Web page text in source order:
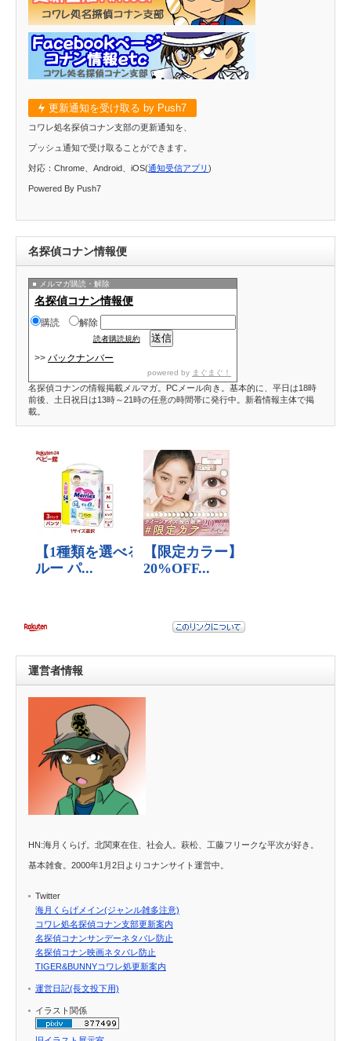
更新通知を受け取る by Push7
コワレ処名探偵コナン支部の更新通知を、
プッシュ通知で受け取ることができます。
対応：Chrome、Android、iOS(通知受信アプリ )
Powered By Push7
名探偵コナン情報便
メルマガ購読・解除
名探偵コナン情報便
購読 解除
読者購読規約
>> バックナンバー
powered by まぐまぐ！
名探偵コナンの情報掲載メルマガ。PCメール向き。基本的に、平日は18時
前後、土日祝日は13時～21時の任意の時間帯に発行中。新着情報主体で掲
載。
運営者情報
HN:海月くらげ。北関東在住、社会人。萩松、工藤フリークな平次が好き。
基本雑食。2000年1月2日よりコナンサイト運営中。
Twitter
海月くらげメイン(ジャンル雑多注意)
コワレ処名探偵コナン支部更新案内
名探偵コナンサンデーネタバレ防止
名探偵コナン映画ネタバレ防止
TIGER&BUNNYコワレ処更新案内
運営日記(長文投下用)
イラスト関係